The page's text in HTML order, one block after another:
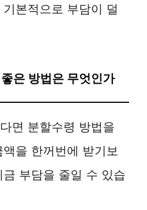
본적으로 부담이 덜
은 방법은 무엇인가
면 분할수령 방법을
을 한꺼번에 받기보
부담을 줄일 수 있습